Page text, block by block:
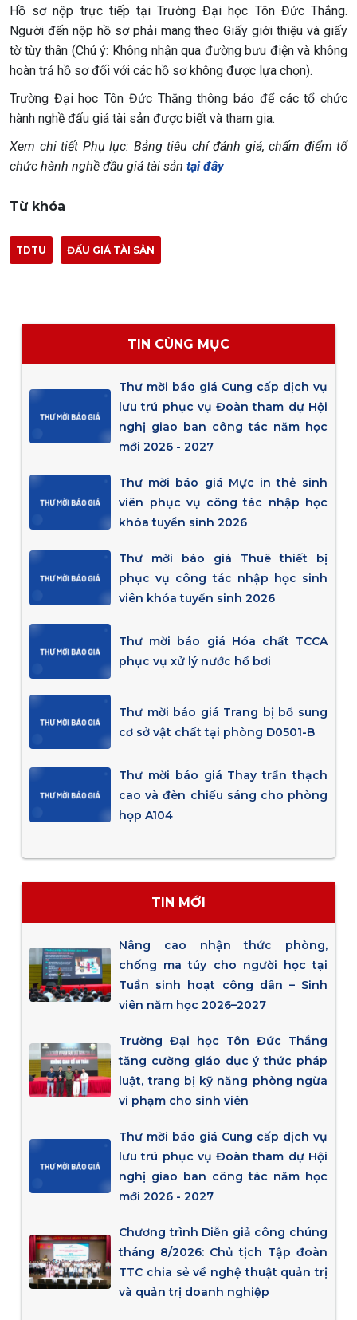
Hồ sơ nộp trực tiếp tại Trường Đại học Tôn Đức Thắng.
Người đến nộp hồ sơ phải mang theo Giấy giới thiệu và giấy
tờ tùy thân (Chú ý: Không nhận qua đường bưu điện và không
hoàn trả hồ sơ đối với các hồ sơ không được lựa chọn).
Trường Đại học Tôn Đức Thắng thông báo để các tổ chức
hành nghề đấu giá tài sản được biết và tham gia.
Xem chi tiết Phụ lục: Bảng tiêu chí đánh giá, chấm điểm tổ
chức hành nghề đầu giá tài sản tại đây
Từ khóa
TDTU ĐẤU GIÁ TÀI SẢN
TIN CÙNG MỤC
Thư mời báo giá Cung cấp dịch vụ
lưu trú phục vụ Đoàn tham dự Hội
nghị giao ban công tác năm học
mới 2026 - 2027
Thư mời báo giá Mực in thẻ sinh
viên phục vụ công tác nhập học
khóa tuyển sinh 2026
Thư mời báo giá Thuê thiết bị
phục vụ công tác nhập học sinh
viên khóa tuyển sinh 2026
Thư mời báo giá Hóa chất TCCA
phục vụ xử lý nước hồ bơi
Thư mời báo giá Trang bị bổ sung
cơ sở vật chất tại phòng D0501-B
Thư mời báo giá Thay trần thạch
cao và đèn chiếu sáng cho phòng
họp A104
TIN MỚI
Nâng cao nhận thức phòng,
chống ma túy cho người học tại
Tuần sinh hoạt công dân – Sinh
viên năm học 2026–2027
Trường Đại học Tôn Đức Thắng
tăng cường giáo dục ý thức pháp
luật, trang bị kỹ năng phòng ngừa
vi phạm cho sinh viên
Thư mời báo giá Cung cấp dịch vụ
lưu trú phục vụ Đoàn tham dự Hội
nghị giao ban công tác năm học
mới 2026 - 2027
Chương trình Diễn giả công chúng
tháng 8/2026: Chủ tịch Tập đoàn
TTC chia sẻ về nghệ thuật quản trị
và quản trị doanh nghiệp